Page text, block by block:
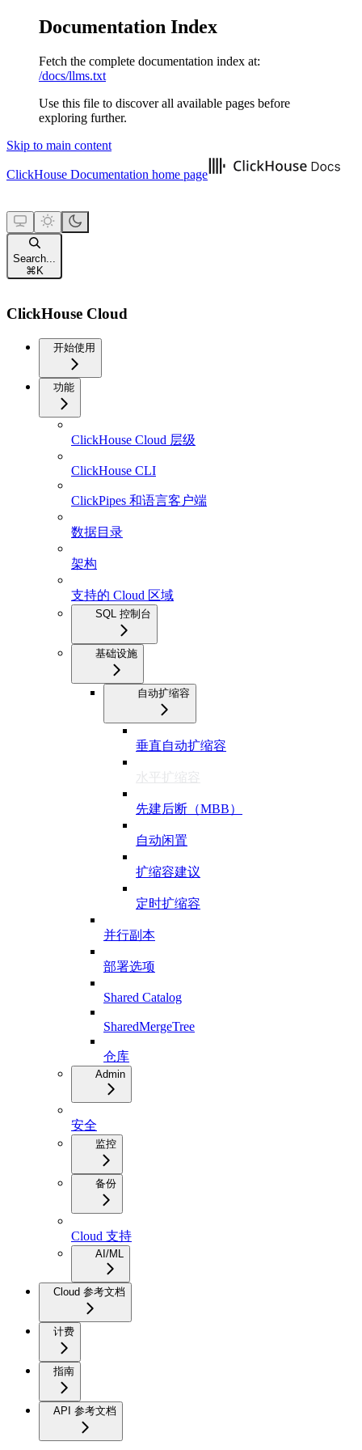
Documentation Index
Fetch the complete documentation index at:
/docs/llms.txt
Use this file to discover all available pages before
exploring further.
Skip to main content
ClickHouse Documentation home page
Search...
⌘ K
ClickHouse Cloud
开始使用
功能
ClickHouse Cloud 层级
ClickHouse CLI
ClickPipes 和语言客户端
数据目录
架构
支持的 Cloud 区域
SQL 控制台
基础设施
自动扩缩容
垂直自动扩缩容
水平扩缩容
先建后断（MBB）
自动闲置
扩缩容建议
定时扩缩容
并行副本
部署选项
Shared Catalog
SharedMergeTree
仓库
Admin
安全
监控
备份
Cloud 支持
AI/ML
Cloud 参考文档
计费
指南
API 参考文档